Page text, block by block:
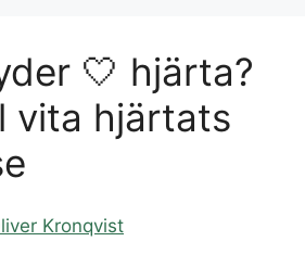
🤍 hjärta?
vita hjärtats
Kronqvist